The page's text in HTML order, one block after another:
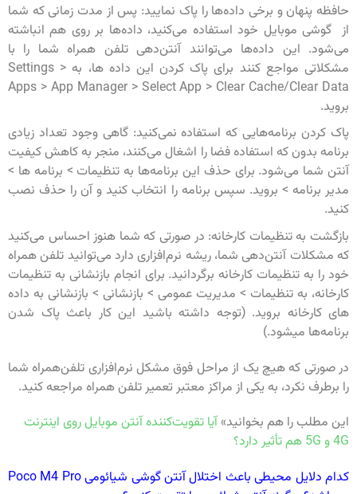
حافظه پنهان و برخی داده‌ها را پاک نمایید: پس از مدت زمانی که شما
از گوشی موبایل خود استفاده می‌کنید، داده‌ها بر روی هم انباشته
می‌شود. این داده‌ها می‌توانند آنتن‌دهی تلفن همراه شما را با
مشکلاتی مواجع کنند برای پاک کردن این داده ها، به Settings >
Apps > App Manager > Select App > Clear Cache/Clear Data
بروید.
پاک کردن برنامه‌هایی که استفاده نمی‌کنید: گاهی وجود تعداد زیادی
برنامه بدون که استفاده فضا را اشغال می‌کنند، منجر به کاهش کیفیت
آنتن شما می‌شود. برای حذف این برنامه‌ها به تنظیمات > برنامه ها >
مدیر برنامه > بروید. سپس برنامه را انتخاب کنید و آن را حذف نصب
کنید.
بازگشت به تنظیمات کارخانه: در صورتی که شما هنوز احساس می‌کنید
که مشکلات آنتن‌دهی شما، ریشه نرم‌افزاری دارد می‌توانید تلفن همراه
خود را به تنظیمات کارخانه برگردانید. برای انجام بازنشانی به تنظیمات
کارخانه، به تنظیمات > مدیریت عمومی > بازنشانی > بازنشانی به داده
های کارخانه بروید. (توجه داشته باشید این کار باعث پاک شدن
برنامه‌ها میشود.)
در صورتی که هیچ یک از مراحل فوق مشکل نرم‌افزاری تلفن‌همراه شما
را برطرف نکرد، به یکی از مراکز معتبر تعمیر تلفن همراه مراجعه کنید.
این مطلب را هم بخوانید»آیا تقویت‌کننده آنتن موبایل روی اینترنت
4G و 5G هم تأثیر دارد؟
کدام دلایل محیطی باعث اختلال آنتن گوشی شیائومی Poco M4 Pro